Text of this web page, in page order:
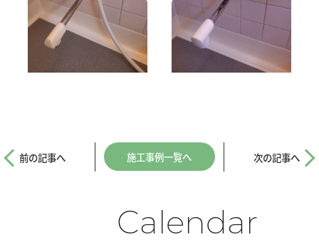
前の記事へ 施工事例一覧へ 次の記事へ
Calendar